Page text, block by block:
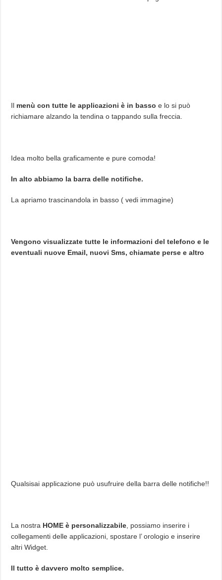
Il menù con tutte le applicazioni è in basso e lo si può
richiamare alzando la tendina o tappando sulla freccia.
Idea molto bella graficamente e pure comoda!
In alto abbiamo la barra delle notifiche.
La apriamo trascinandola in basso ( vedi immagine)
Vengono visualizzate tutte le informazioni del telefono e le
eventuali nuove Email, nuovi Sms, chiamate perse e altro
Qualsisai applicazione può usufruire della barra delle notifiche!!
La nostra HOME è personalizzabile , possiamo inserire i
collegamenti delle applicazioni, spostare l’ orologio e inserire
altri Widget.
Il tutto è davvero molto semplice.